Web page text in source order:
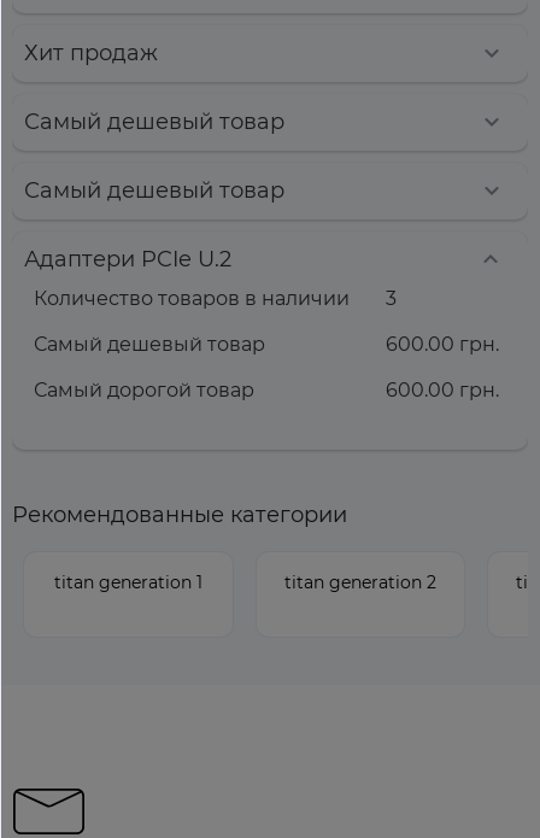
Хит продаж
Самый дешевый товар
Самый дешевый товар
Адаптери PCIe U.2
Количество товаров в наличии
3
Самый дешевый товар
600.00 грн.
Самый дорогой товар
600.00 грн.
Рекомендованные категории
titan generation 1 titan generation 2